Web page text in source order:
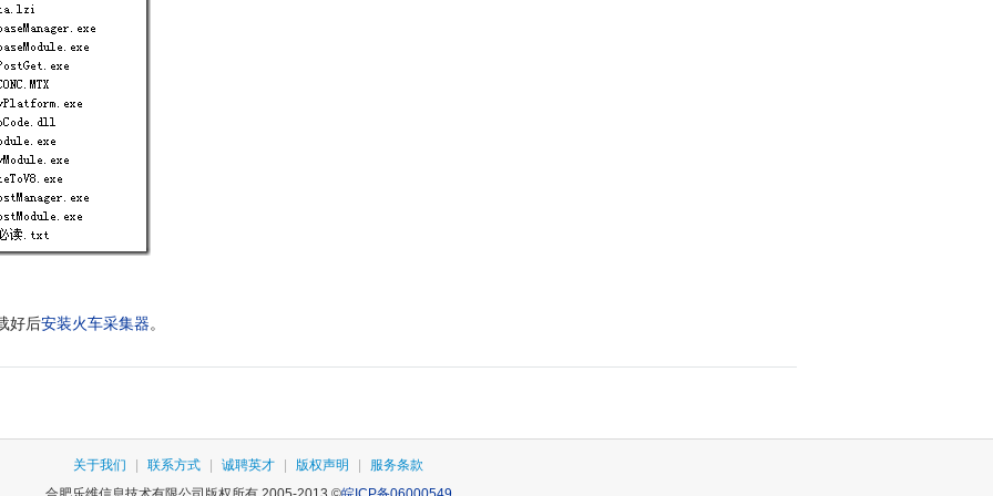
好后安装火车采集器。
关于我们 联系方式 诚聘英才 版权声明
服务条款